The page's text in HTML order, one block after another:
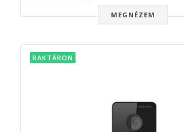
MEGNÉZEM
RAKTÁRON